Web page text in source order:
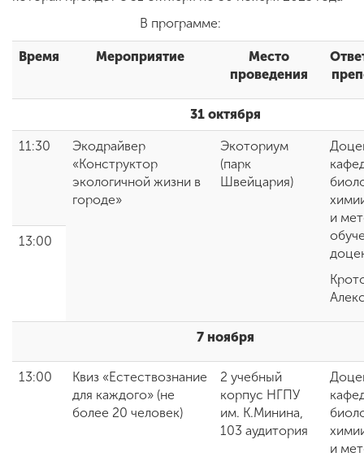
образовательной
организации
Приемная
комиссия
+7 (831) 262-26-20
В программе:
Время Мероприятие
Место
проведения
31 октября
11:30
Экодрайвер
«Конструктор
экологичной жизни в
городе»
Экоториум
(парк
Швейцария)
и
13:00
7 ноября
13:00
Квиз «Естествознание
для каждого» (не
более 20 человек)
2 учебный
корпус НГПУ
им. К.Минина,
103 аудитория
и